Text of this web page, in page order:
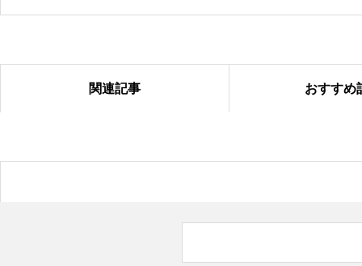
関連記事 おすすめ